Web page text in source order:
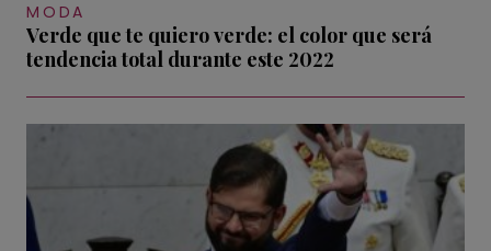
MODA
Verde que te quiero verde: el color que será
tendencia total durante este 2022